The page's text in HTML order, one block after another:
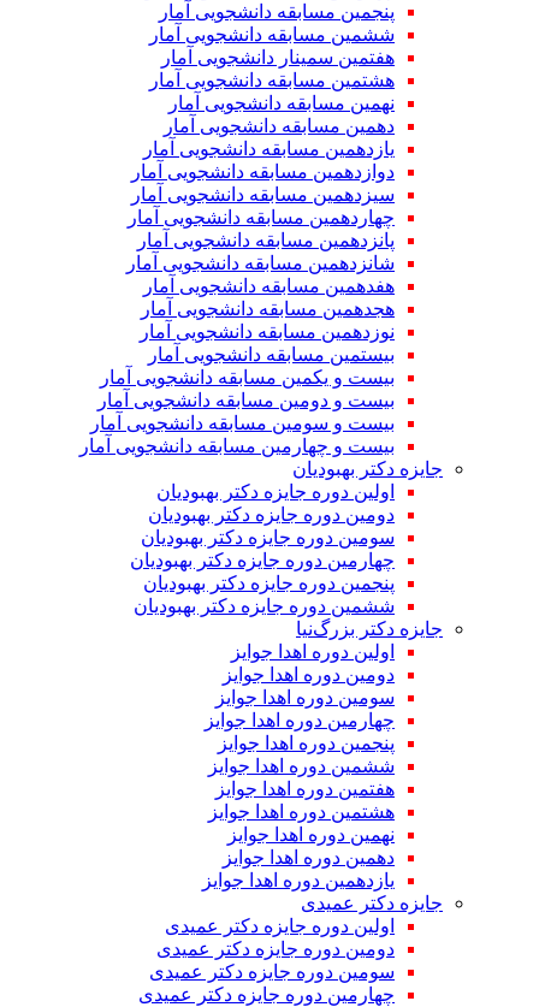
پنجمین مسابقه دانشجویی آمار
ششمین مسابقه دانشجویی آمار
هفتمین سمینار دانشجویی آمار
هشتمین مسابقه دانشجویی آمار
نهمین مسابقه دانشجویی آمار
دهمین مسابقه دانشجویی آمار
یازدهمین مسابقه دانشجویی آمار
دوازدهمین مسابقه دانشجویی آمار
سیزدهمین مسابقه دانشجویی آمار
چهاردهمین مسابقه دانشجویی آمار
پانزدهمین مسابقه دانشجویی آمار
شانزدهمین مسابقه دانشجویی آمار
هفدهمین مسابقه دانشجویی آمار
هجدهمین مسابقه دانشجویی آمار
نوزدهمین مسابقه دانشجویی آمار
بیستمین مسابقه دانشجویی آمار
بیست و یکمین مسابقه دانشجویی آمار
بیست و دومین مسابقه دانشجویی آمار
بیست و سومین مسابقه دانشجویی آمار
بیست و چهارمین مسابقه دانشجویی آمار
جایزه دکتر بهبودیان
اولین دوره جایزه دکتر بهبودیان
دومین دوره جایزه دکتر بهبودیان
سومین دوره جایزه دکتر بهبودیان
چهارمین دوره جایزه دکتر بهبودیان
پنجمین دوره جایزه دکتر بهبودیان
ششمین دوره جایزه دکتر بهبودیان
جایزه دکتر بزرگ‌نیا
اولین دوره اهدا جوایز
دومین دوره اهدا جوایز
سومین دوره اهدا جوایز
چهارمین دوره اهدا جوایز
پنجمین دوره اهدا جوایز
ششمین دوره اهدا جوایز
هفتمین دوره اهدا جوایز
هشتمین دوره اهدا جوایز
نهمین دوره اهدا جوایز
دهمین دوره اهدا جوایز
یازدهمین دوره اهدا جوایز
جایزه دکتر عمیدی
اولین دوره جایزه دکتر عمیدی
دومین دوره جایزه دکتر عمیدی
سومین دوره جایزه دکتر عمیدی
چهارمین دوره جایزه دکتر عمیدی